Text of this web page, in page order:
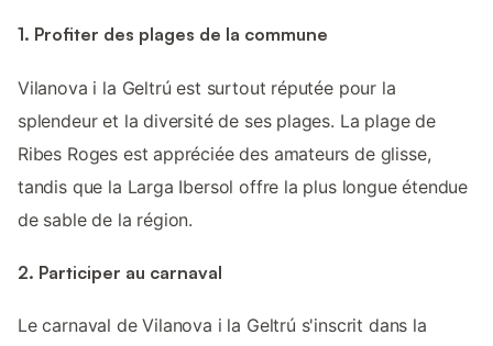
1. Profiter des plages de la commune
Vilanova i la Geltrú est surtout réputée pour la
splendeur et la diversité de ses plages. La plage de
Ribes Roges est appréciée des amateurs de glisse,
tandis que la Larga Ibersol offre la plus longue étendue
de sable de la région.
2. Participer au carnaval
Le carnaval de Vilanova i la Geltrú s'inscrit dans la